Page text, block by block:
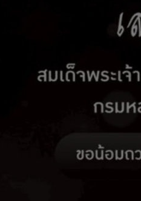
นตำบลพิปูน
ลพิปูน
สี่ยงระดับ
มีประสิทธิภาพ
กณฑ์ที่
น